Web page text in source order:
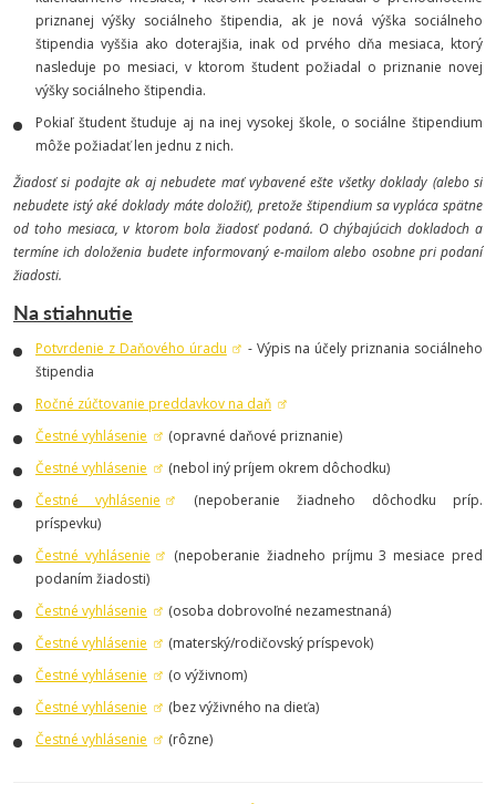
priznanej výšky sociálneho štipendia, ak je nová výška sociálneho
štipendia vyššia ako doterajšia, inak od prvého dňa mesiaca, ktorý
nasleduje po mesiaci, v ktorom študent požiadal o priznanie novej
výšky sociálneho štipendia.
Pokiaľ študent študuje aj na inej vysokej škole, o sociálne štipendium
môže požiadať len jednu z nich.
Žiadosť si podajte ak aj nebudete mať vybavené ešte všetky doklady (alebo si
nebudete istý aké doklady máte doložiť), pretože štipendium sa vypláca spätne
od toho mesiaca, v ktorom bola žiadosť podaná. O chýbajúcich dokladoch a
termíne ich doloženia budete informovaný e-mailom alebo osobne pri podaní
žiadosti.
Na stiahnutie
Potvrdenie z Daňového úradu
- Výpis na účely priznania sociálneho
štipendia
Ročné zúčtovanie preddavkov na daň
Čestné vyhlásenie
(opravné daňové priznanie)
Čestné vyhlásenie
(nebol iný príjem okrem dôchodku)
Čestné vyhlásenie
(nepoberanie žiadneho dôchodku príp.
príspevku)
Čestné vyhlásenie
(nepoberanie žiadneho príjmu 3 mesiace pred
podaním žiadosti)
Čestné vyhlásenie
(osoba dobrovoľné nezamestnaná)
Čestné vyhlásenie
(materský/rodičovský príspevok)
Čestné vyhlásenie
(o výživnom)
Čestné vyhlásenie
(bez výživného na dieťa)
Čestné vyhlásenie
(rôzne)